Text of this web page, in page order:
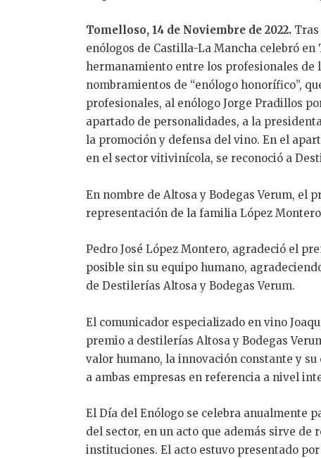
Tomelloso, 14 de Noviembre de 2022.
enólogos de Castilla-La Mancha celebró en
hermanamiento entre los profesionales de
nombramientos de “enólogo honorífico”,
profesionales, al enólogo Jorge Pradillos
apartado de personalidades, a la
la promoción y defensa del vino. En el
en el sector vitivinícola, se reconoció a
En nombre de Altosa y Bodegas Verum, el
representación de la familia López
Pedro José López Montero, agradeció el
posible sin su equipo humano,
de Destilerías Altosa y Bodegas Verum.
El comunicador especializado en vino
premio a destilerías Altosa y Bodegas
valor humano, la innovación constante y
a ambas empresas en referencia a nivel
El Día del Enólogo se celebra anualmente
del sector, en un acto que además sirve de
instituciones. El acto estuvo presentado